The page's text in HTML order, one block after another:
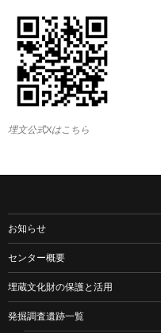
埋文公式Xはこちら
お知らせ
センター概要
埋蔵文化財の保護と活用
発掘調査遺跡一覧